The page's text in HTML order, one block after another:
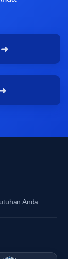
kesan
visual
politik,
terbuka
partai
kesan
Anda.